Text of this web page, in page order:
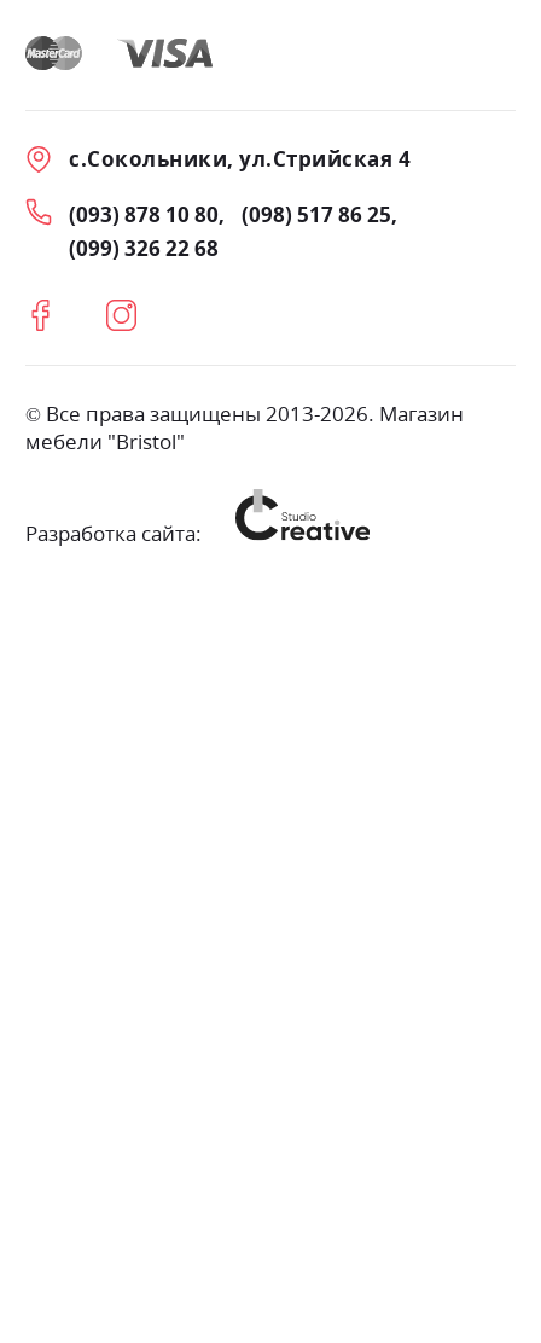
с.Сокольники, ул.Стрийская 4
(093) 878 10 80
(098) 517 86 25
(099) 326 22 68
© Все права защищены 2013-2026. Магазин
мебели "Bristol"
Разработка сайта: